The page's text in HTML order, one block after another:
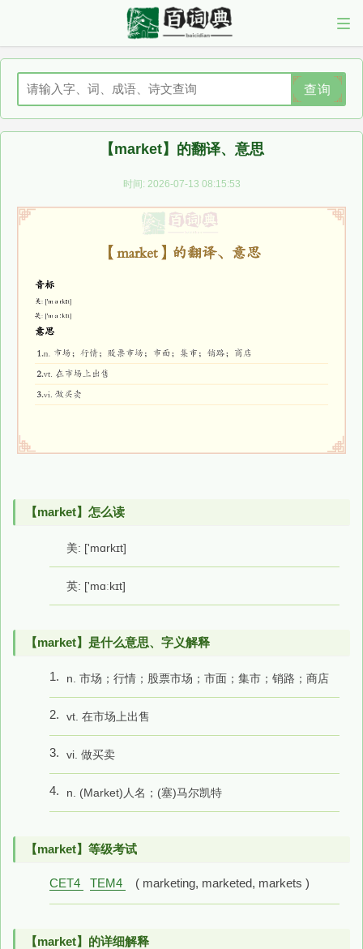
查询
【market】的翻译、意思
时间: 2026-07-13 08:15:53
【market】怎么读
美: ['mɑrkɪt]
英: ['mɑːkɪt]
【market】是什么意思、字义解释
1. n. 市场；行情；股票市场；市面；集市；销路；商店
2. vt. 在市场上出售
3. vi. 做买卖
4. n. (Market)人名；(塞)马尔凯特
【market】等级考试
CET4 TEM4 ( marketing, marketed, markets )
【market】的详细解释